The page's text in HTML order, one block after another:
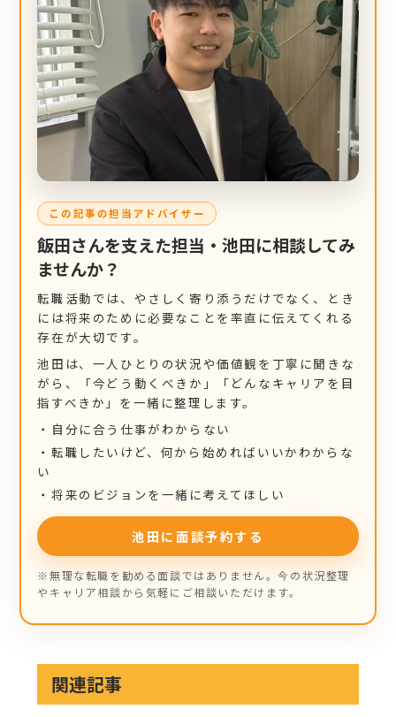
この記事の担当アドバイザー
飯田さんを支えた担当・池田に相談してみ
ませんか？
転職活動では、やさしく寄り添うだけでなく、とき
には将来のために必要なことを率直に伝えてくれる
存在が大切です。
池田は、一人ひとりの状況や価値観を丁寧に聞きな
がら、「今どう動くべきか」「どんなキャリアを目
指すべきか」を一緒に整理します。
・自分に合う仕事がわからない
・転職したいけど、何から始めればいいかわからな
い
・将来のビジョンを一緒に考えてほしい
池田に面談予約する
※無理な転職を勧める面談ではありません。今の状況整理
やキャリア相談から気軽にご相談いただけます。
関連記事